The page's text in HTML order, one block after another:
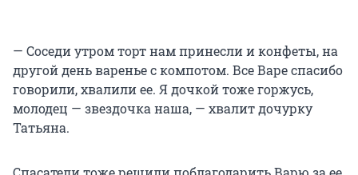
— Соседи утром торт нам принесли и конфеты, на
другой день варенье с компотом. Все Варе спасибо
говорили, хвалили ее. Я дочкой тоже горжусь,
молодец — звездочка наша, — хвалит дочурку
Татьяна.